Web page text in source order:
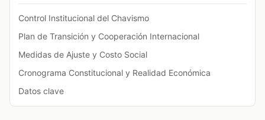
Control Institucional del Chavismo
Plan de Transición y Cooperación Internacional
Medidas de Ajuste y Costo Social
Cronograma Constitucional y Realidad Económica
Datos clave